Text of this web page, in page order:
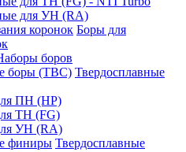
для УН (RA)
Боры для
боров
Твердосплавные
ПН (HP)
ТН (FG)
УН (RA)
Твердосплавные